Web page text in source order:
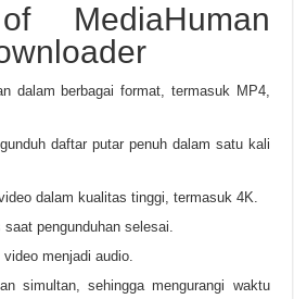
MediaHuman
dalam berbagai format, termasuk MP4,
daftar putar penuh dalam satu kali
dalam kualitas tinggi, termasuk 4K.
pengunduhan selesai.
menjadi audio.
simultan, sehingga mengurangi waktu